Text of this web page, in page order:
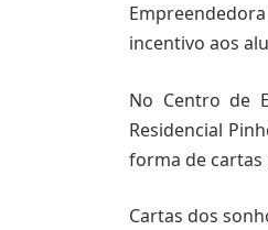
incentivo aos
No Centro de
Residencial
forma de cartas
Cartas dos